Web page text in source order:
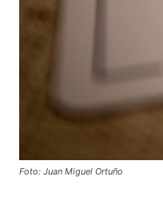
Foto: Juan Miguel Ortuño